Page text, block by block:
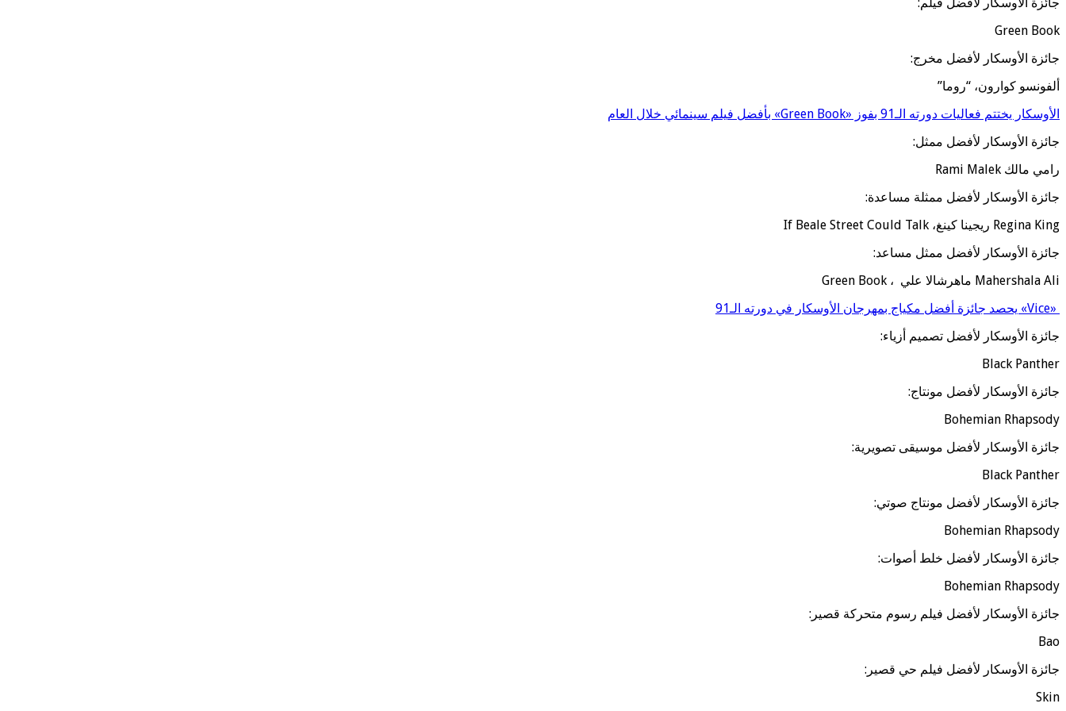
Green Book
جائزة الأوسكار لأفضل مخرج:
ألفونسو كوارون، “روما”
الأوسكار يختتم فعاليات دورته الـ91 بفوز «Green Book» بأفضل فيلم سينمائي خلال العام
جائزة الأوسكار لأفضل ممثل:
رامي مالك Rami Malek
جائزة الأوسكار لأفضل ممثلة مساعدة:
Regina King ريجينا كينغ، If Beale Street Could Talk
جائزة الأوسكار لأفضل ممثل مساعد:
Mahershala Ali ماهرشالا علي ، Green Book
«Vice» يحصد جائزة أفضل مكياج بمهرجان الأوسكار في دورته الـ91
جائزة الأوسكار لأفضل تصميم أزياء:
Black Panther
جائزة الأوسكار لأفضل مونتاج:
Bohemian Rhapsody
جائزة الأوسكار لأفضل موسيقى تصويرية:
Black Panther
جائزة الأوسكار لأفضل مونتاج صوتي:
Bohemian Rhapsody
جائزة الأوسكار لأفضل خلط أصوات:
Bohemian Rhapsody
جائزة الأوسكار لأفضل فيلم رسوم متحركة قصير:
Bao
جائزة الأوسكار لأفضل فيلم حي قصير:
Skin